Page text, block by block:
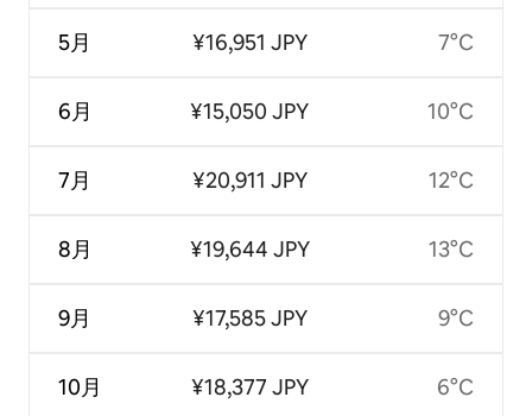
5月
6月
7月
8月
9月
10月
¥16,951 JPY
¥15,050 JPY
¥20,911 JPY
¥19,644 JPY
¥17,585 JPY
¥18,377 JPY
7°C
10°C
12°C
13°C
9°C
6°C